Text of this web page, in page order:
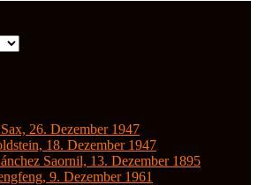
26. Dezember 1947
18. Dezember 1947
Saornil, 13. Dezember 1895
9. Dezember 1961